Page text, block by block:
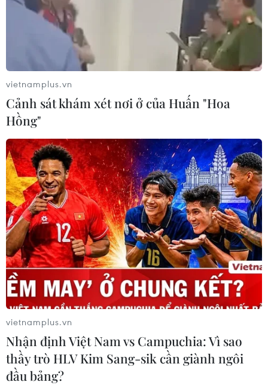
vietnamplus.vn
Cảnh sát khám xét nơi ở của Huấn "Hoa
Hồng"
vietnamplus.vn
Nhận định Việt Nam vs Campuchia: Vì sao
thầy trò HLV Kim Sang-sik cần giành ngôi
đầu bảng?